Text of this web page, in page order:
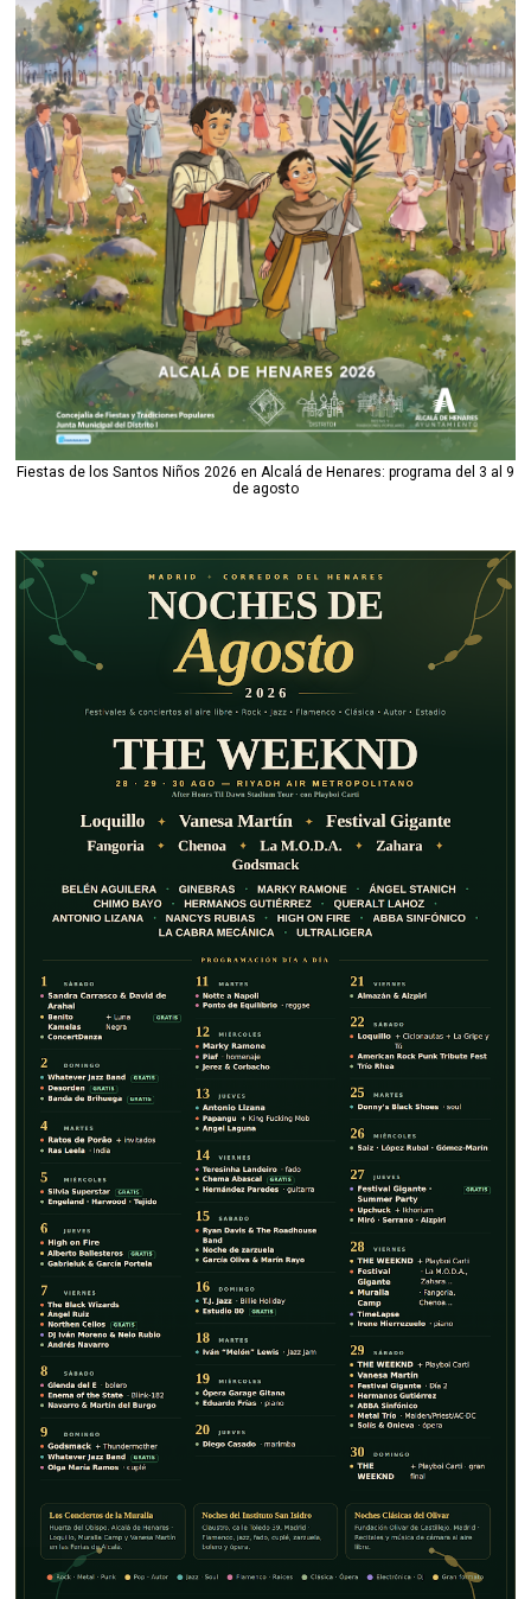
Fiestas de los Santos Niños 2026 en Alcalá de Henares: programa del 3 al 9
de agosto